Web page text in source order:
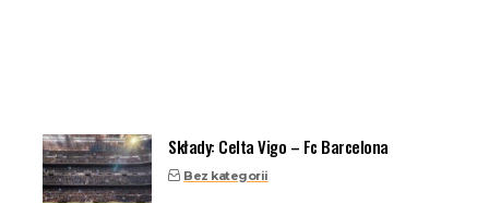
Składy: Celta Vigo – Fc Barcelona
Bez kategorii